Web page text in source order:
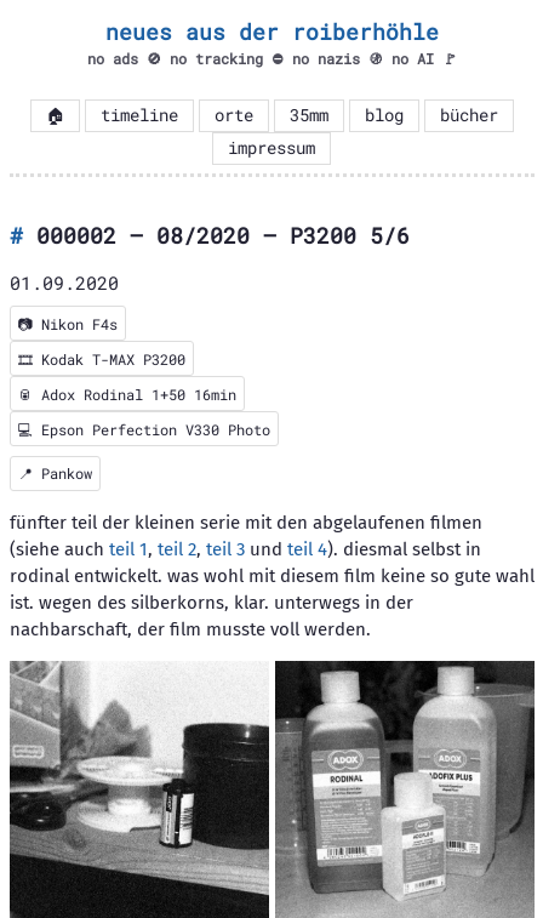
neues aus der roiberhöhle
no ads 🚫 no tracking ⛔ no nazis 🚯 no AI 🚩
🏠 timeline orte 35mm blog
bücher
impressum
000002 – 08/2020 – P3200 5/6
01.09.2020
📷 Nikon F4s
🎞️ Kodak T-MAX P3200
🥫 Adox Rodinal 1+50 16min
💻 Epson Perfection V330 Photo
📍 Pankow
fünfter teil der kleinen serie mit den abgelaufenen filmen
(siehe auch teil 1, teil 2, teil 3und teil 4). diesmal selbst in
rodinal entwickelt. was wohl mit diesem film keine so gute wahl
ist. wegen des silberkorns, klar. unterwegs in der
nachbarschaft, der film musste voll werden.